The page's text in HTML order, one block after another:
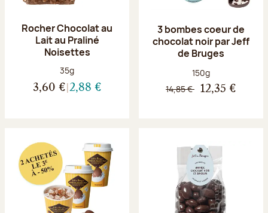
Rocher Chocolat au
Lait au Praliné
Noisettes
Poids net :
35g
3,60 € 2,88 €
3 bombes coeur de
chocolat noir par Jeff
de Bruges
Poids net :
150g
14,85 € 12,35 €